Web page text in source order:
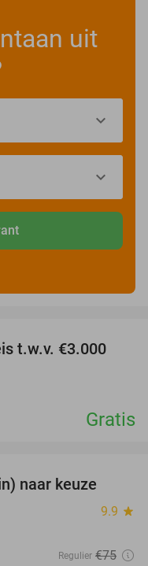
uit
t.w.v. €3.000
Gratis
naar keuze
9.9 star
Regulier €75